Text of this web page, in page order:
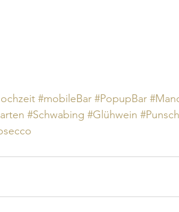
#mobileBar #PopupBar
#Schwabing #Glühwein #Punsch